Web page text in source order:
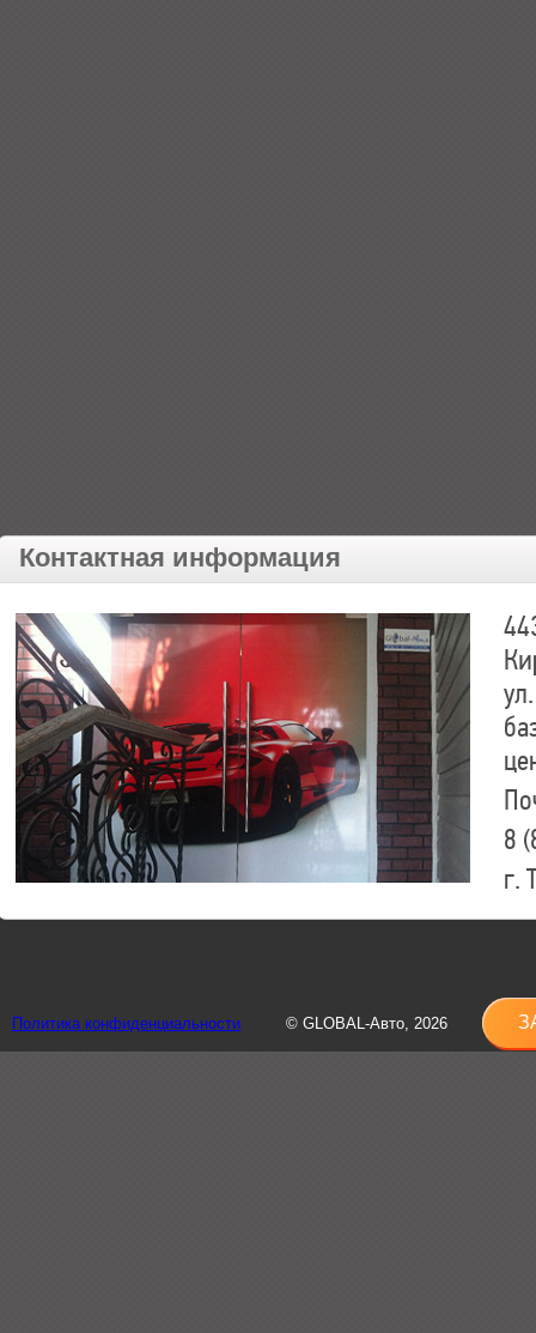
Контактная информация
8
г.
8
Политика конфиденциальности © GLOBAL-Авто, 2026